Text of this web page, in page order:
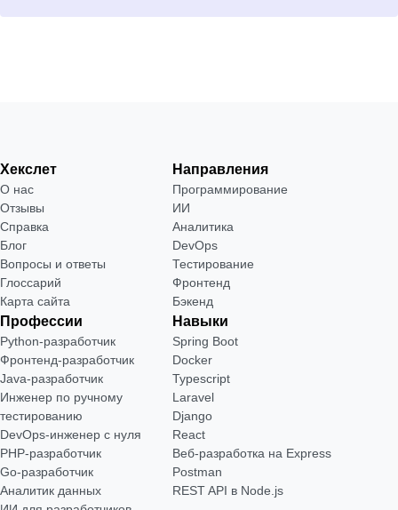
Хекслет
О нас
Отзывы
Справка
Блог
Вопросы и ответы
Глоссарий
Карта сайта
Направления
Программирование
ИИ
Аналитика
DevOps
Тестирование
Фронтенд
Бэкенд
Профессии
Python-разработчик
Фронтенд-разработчик
Java-разработчик
Инженер по ручному
тестированию
DevOps-инженер с нуля
РНР-разработчик
Go-разработчик
Аналитик данных
Навыки
Spring Boot
Docker
Typescript
Laravel
Django
React
Веб-разработка на Express
Postman
REST API в Node.js